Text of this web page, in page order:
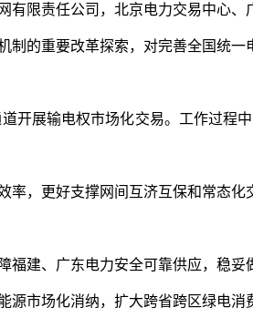
限责任公司，北京电力交易中心、
的重要改革探索，对完善全国统一
展输电权市场化交易。工作过程中
，更好支撑网间互济互保和常态化
建、广东电力安全可靠供应，稳妥
市场化消纳，扩大跨省跨区绿电消